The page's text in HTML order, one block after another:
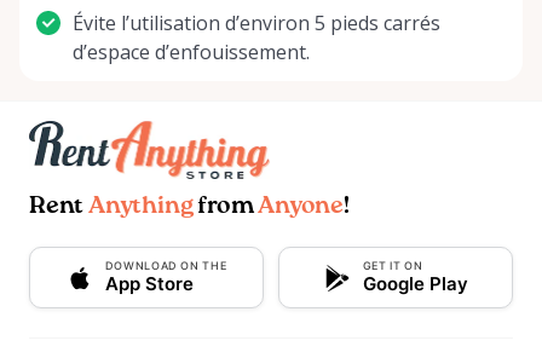
Évite l’utilisation d’environ 5 pieds carrés
d’espace d’enfouissement.
Rent AnythingfromAnyone!
DOWNLOAD ON THE
App Store
GET IT ON
Google Play